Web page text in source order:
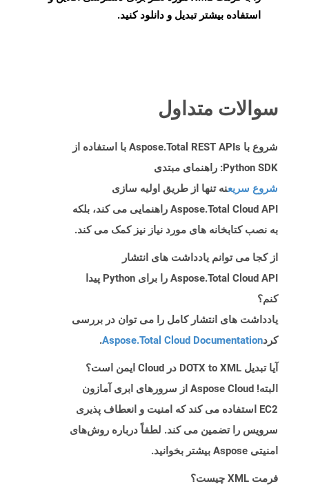
استفاده بیشتر تبدیل و دانلود کنید.
سوالات متداول
شروع با Aspose.Total REST APIs با استفاده از
Python SDK: راهنمای مبتدی
شروع سریعنه تنها از طریق اولیه سازی
Aspose.Total Cloud API راهنمایی می کند، بلکه
به نصب کتابخانه های مورد نیاز نیز کمک می کند.
از کجا می توانم یادداشت های انتشار
Aspose.Total Cloud API را برای Python پیدا
کنم؟
یادداشت های انتشار کامل را می توان در بررسی
کردAspose.Total Cloud Documentation
.
آیا تبدیل DOTX to XML در Cloud ایمن است؟
البته! Aspose Cloud از سرورهای ابری آمازون
EC2 استفاده می کند که امنیت و انعطاف پذیری
سرویس را تضمین می کند. لطفاً درباره روش‌های
امنیتی Aspose بیشتر بخوانید.
فرمت XML چیست؟